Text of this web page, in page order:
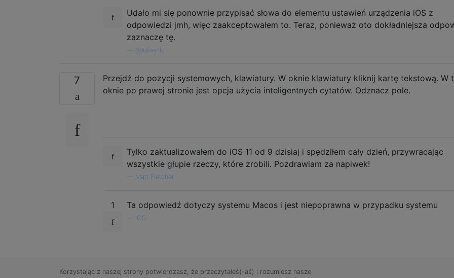
Udało mi się ponownie przypisać słowa do elementu ustawień urządzenia iOS z
odpowiedzi jmh, więc zaakceptowałem to. Teraz, ponieważ oto dokładniejsza
zaznaczę tę.
dotslashlu
7
Przejdź do pozycji systemowych, klawiatury. W oknie klawiatury kliknij kartę tekstową. W
oknie po prawej stronie jest opcja użycia inteligentnych cytatów. Odznacz pole.
Tylko zaktualizowałem do iOS 11 od 9 dzisiaj i spędziłem cały dzień, przywracając
wszystkie głupie rzeczy, które zrobili. Pozdrawiam za napiwek!
Matt Fletcher
1 Ta odpowiedź dotyczy systemu Macos i jest niepoprawna w przypadku systemu
iOS
Korzystając z naszej strony potwierdzasz, że przeczytałeś(-aś) i rozumiesz nasze